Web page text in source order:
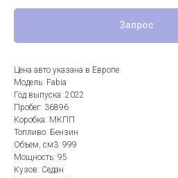
Запрос
Цена авто указана в Европе
Модель: Fabia
Год выпуска: 2022
Пробег: 36896
Коробка: МКПП
Топливо: Бензин
Объем, см3: 999
Мощность: 95
Кузов: Седан